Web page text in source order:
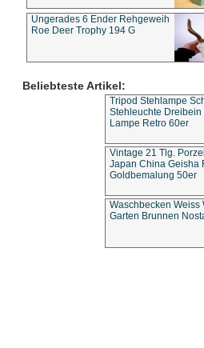
Ungerades 6 Ender Rehgeweih
Roe Deer Trophy 194 G
Beliebteste Artikel:
Tripod Stehlampe
Stehleuchte Dreibein
Lampe Retro 60er
Vintage 21 Tlg.
Japan China Geisha
Goldbemalung 50er
Waschbecken Weiss
Garten Brunnen